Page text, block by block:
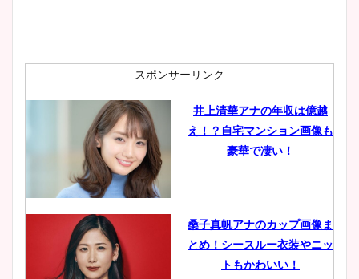
スポンサーリンク
井上清華アナの年収は億越
え！？自宅マンション画像も
豪華で凄い！
桑子真帆アナのカップ画像ま
とめ！シースルー衣装やニッ
トもかわいい！